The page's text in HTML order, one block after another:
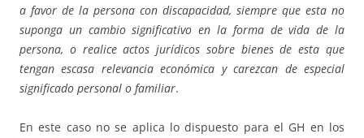
a favor de la persona con discapacidad, siempre que esta no
suponga un cambio significativo en la forma de vida de la
persona, o realice actos jurídicos sobre bienes de esta que
tengan escasa relevancia económica y carezcan de especial
significado personal o familiar.
En este caso no se aplica lo dispuesto para el GH en los